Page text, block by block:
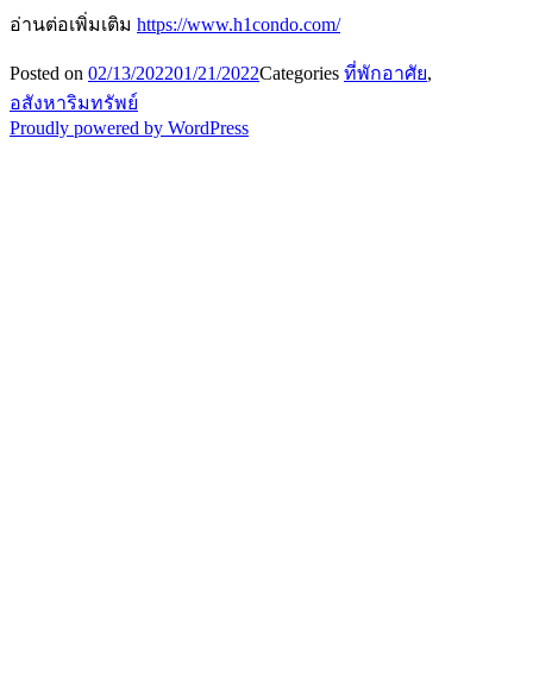
อ่านต่อเพิ่มเติม https://www.h1condo.com/
Posted on 02/13/202201/21/2022Categories ที่พักอาศัย,
อสังหาริมทรัพย์
Proudly powered by WordPress